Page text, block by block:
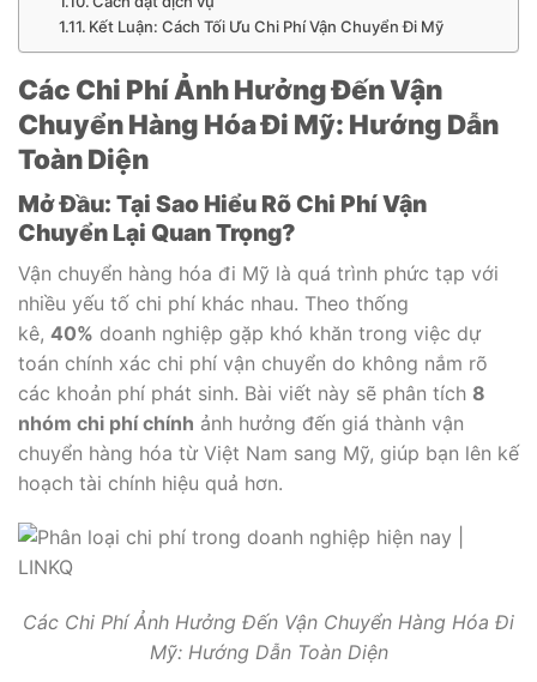
Kết Luận: Cách Tối Ưu Chi Phí Vận Chuyển Đi Mỹ
Các Chi Phí Ảnh Hưởng Đến Vận
Chuyển Hàng Hóa Đi Mỹ: Hướng Dẫn
Toàn Diện
Mở Đầu: Tại Sao Hiểu Rõ Chi Phí Vận
Chuyển Lại Quan Trọng?
Vận chuyển hàng hóa đi Mỹ là quá trình phức tạp với
nhiều yếu tố chi phí khác nhau. Theo thống
kê, 40% doanh nghiệp gặp khó khăn trong việc dự
toán chính xác chi phí vận chuyển do không nắm rõ
các khoản phí phát sinh. Bài viết này sẽ phân tích 8
nhóm chi phí chính ảnh hưởng đến giá thành vận
chuyển hàng hóa từ Việt Nam sang Mỹ, giúp bạn lên kế
hoạch tài chính hiệu quả hơn.
Các Chi Phí Ảnh Hưởng Đến Vận Chuyển Hàng Hóa Đi
Mỹ: Hướng Dẫn Toàn Diện